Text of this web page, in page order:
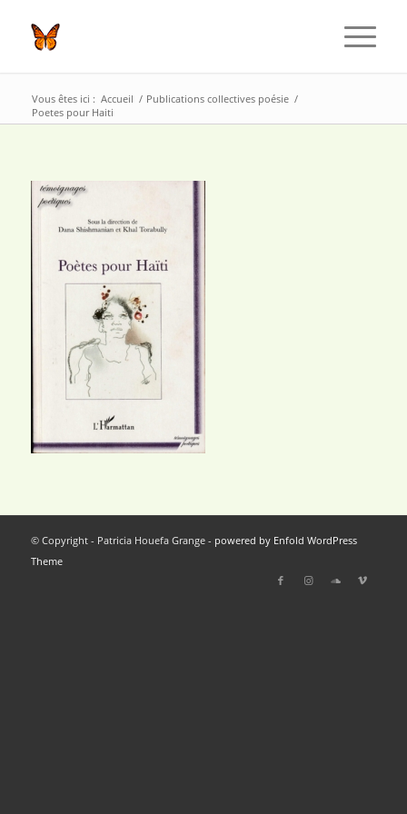
Vous êtes ici : Accueil / Publications collectives poésie /
Poetes pour Haiti
© Copyright - Patricia Houefa Grange - powered by Enfold WordPress
Theme